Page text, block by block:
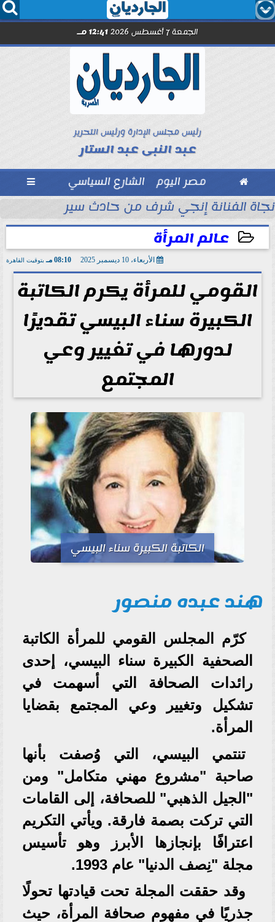
  
الجمعة 7 أغسطس 2026 12:41 مـ
رئيس مجلس الإدارة ورئيس التحرير
عبد النبى عبد الستار
 مصر اليوم الشارع السياسي 
القطاع الصحي
نجاة الفنانة إنجي شرف من حادث سير
عالم المرأة
الأربعاء، 10 ديسمبر 2025 08:10 مـ بتوقيت القاهرة
القومي للمرأة يكرم الكاتبة
الكبيرة سناء البيسي تقديرًا
لدورها في تغيير وعي
المجتمع
الكاتبة الكبيرة سناء البيسي
هند عبده منصور
كرّم المجلس القومي للمرأة الكاتبة
الصحفية الكبيرة سناء البيسي، إحدى
رائدات الصحافة التي أسهمت في
تشكيل وتغيير وعي المجتمع بقضايا
المرأة.
تنتمي البيسي، التي وُصفت بأنها
صاحبة "مشروع مهني متكامل" ومن
"الجيل الذهبي" للصحافة، إلى القامات
التي تركت بصمة فارقة. ويأتي التكريم
اعترافًا بإنجازها الأبرز وهو تأسيس
مجلة "نِصف الدنيا" عام 1993.
وقد حققت المجلة تحت قيادتها تحولًا
جذريًا في مفهوم صحافة المرأة، حيث